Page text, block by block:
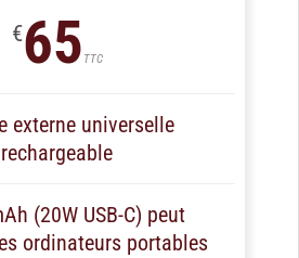
€65 TTC
externe universelle
rechargeable
(20W USB-C) peut
ordinateurs portables